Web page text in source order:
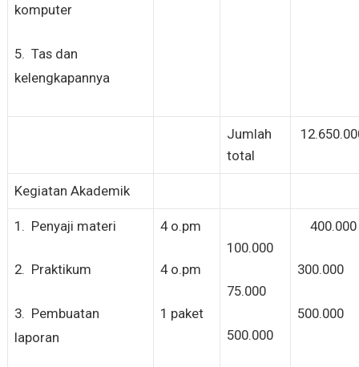
komputer
5. Tas dan
kelengkapannya
Jumlah
total
Kegiatan Akademik
1. Penyaji materi
2. Praktikum
3. Pembuatan
laporan
4 o.pm
4 o.pm
1 paket
100.000
75.000
500.000
400.000
300.000
500.000